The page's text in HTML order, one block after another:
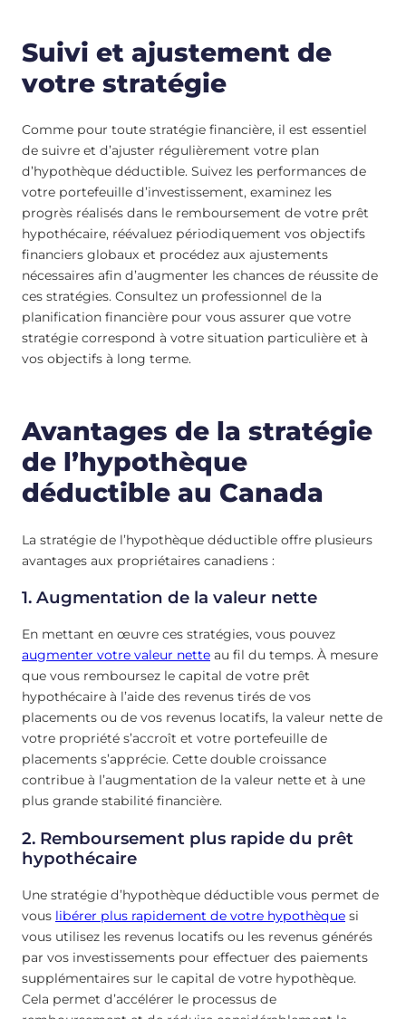
Suivi et ajustement de
votre stratégie
Comme pour toute stratégie financière, il est essentiel
de suivre et d’ajuster régulièrement votre plan
d’hypothèque déductible. Suivez les performances de
votre portefeuille d’investissement, examinez les
progrès réalisés dans le remboursement de votre prêt
hypothécaire, réévaluez périodiquement vos objectifs
financiers globaux et procédez aux ajustements
nécessaires afin d’augmenter les chances de réussite de
ces stratégies. Consultez un professionnel de la
planification financière pour vous assurer que votre
stratégie correspond à votre situation particulière et à
vos objectifs à long terme.
Avantages de la stratégie
de l’hypothèque
déductible au Canada
La stratégie de l’hypothèque déductible offre plusieurs
avantages aux propriétaires canadiens :
1. Augmentation de la valeur nette
En mettant en œuvre ces stratégies, vous pouvez
augmenter votre valeur nette au fil du temps. À mesure
que vous remboursez le capital de votre prêt
hypothécaire à l’aide des revenus tirés de vos
placements ou de vos revenus locatifs, la valeur nette de
votre propriété s’accroît et votre portefeuille de
placements s’apprécie. Cette double croissance
contribue à l’augmentation de la valeur nette et à une
plus grande stabilité financière.
2. Remboursement plus rapide du prêt
hypothécaire
Une stratégie d’hypothèque déductible vous permet de
vous libérer plus rapidement de votre hypothèque si
vous utilisez les revenus locatifs ou les revenus générés
par vos investissements pour effectuer des paiements
supplémentaires sur le capital de votre hypothèque.
Cela permet d’accélérer le processus de